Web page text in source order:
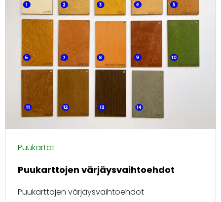
Puukartat
Puukarttojen värjäysvaihtoehdot
Puukarttojen värjäysvaihtoehdot